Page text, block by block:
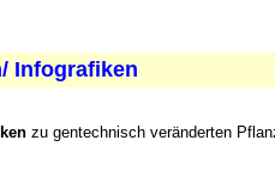
Infografiken
zu gentechnisch veränderten